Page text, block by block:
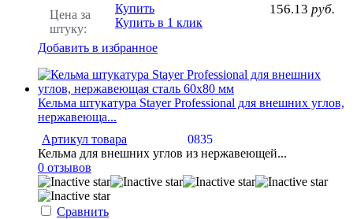
Цена за
штуку:
156.13 руб.
Купить
Купить в 1 клик
Добавить в избранное
Кельма штукатура Stayer Professional для внешних углов,
нержавеюща...
Артикул товара
0835
Кельма для внешних углов из нержавеющей...
0 отзывов
Сравнить